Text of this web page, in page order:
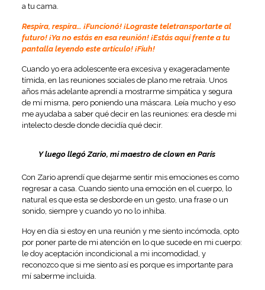
a tu cama.
Respira, respira… ¡Funcionó! ¡Lograste teletransportarte al
futuro! ¡Ya no estás en esa reunión! ¡Estás aquí frente a tu
pantalla leyendo este artículo! ¡Fiuh!
Cuando yo era adolescente era excesiva y exageradamente
tímida, en las reuniones sociales de plano me retraía. Unos
años más adelante aprendí a mostrarme simpática y segura
de mí misma, pero poniendo una máscara. Leía mucho y eso
me ayudaba a saber qué decir en las reuniones: era desde mi
intelecto desde donde decidía qué decir.
Y luego llegó Zario, mi maestro de clown en París
Con Zario aprendí que dejarme sentir mis emociones es como
regresar a casa. Cuando siento una emoción en el cuerpo, lo
natural es que esta se desborde en un gesto, una frase o un
sonido, siempre y cuando yo no lo inhiba.
Hoy en día si estoy en una reunión y me siento incómoda, opto
por poner parte de mi atención en lo que sucede en mi cuerpo:
le doy aceptación incondicional a mi incomodidad, y
reconozco que si me siento así es porque es importante para
mí saberme incluida.